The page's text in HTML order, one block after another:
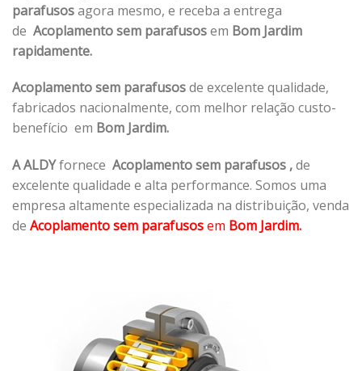
parafusosagora mesmo, e receba a entrega
de Acoplamento sem parafusosem Bom Jardim
rapidamente.
Acoplamento sem parafusosde excelente qualidade,
fabricados nacionalmente, com melhor relação custo-
benefício em Bom Jardim.
A ALDYfornece Acoplamento sem parafusos ,de
excelente qualidade e alta performance. Somos uma
empresa altamente especializada na distribuição, venda
de Acoplamento sem parafusosem Bom Jardim.